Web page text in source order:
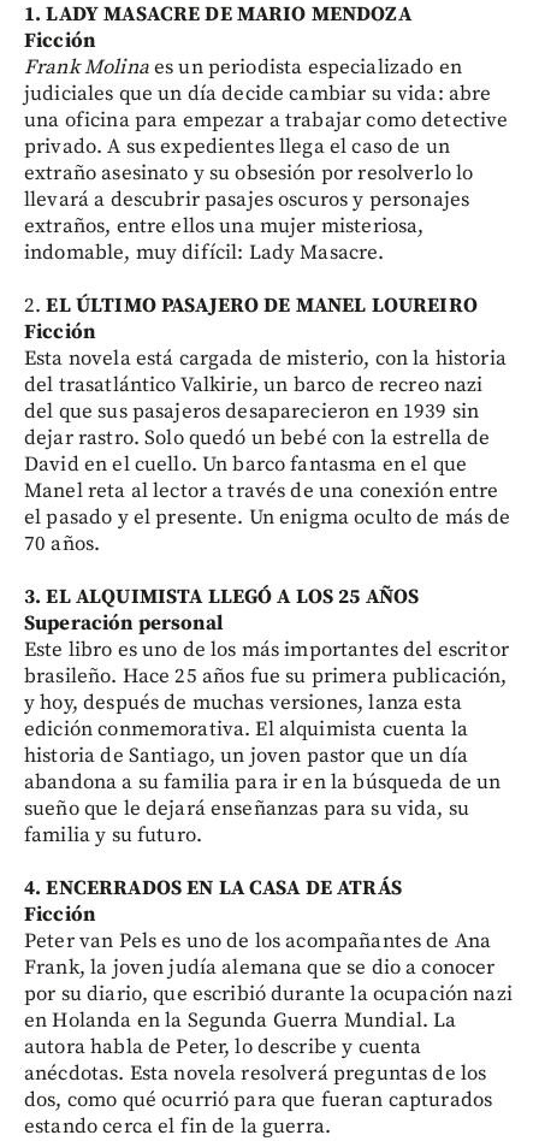
1. LADY MASACRE DE MARIO MENDOZA
Ficción
Frank Molinaes un periodista especializado en
judiciales que un día decide cambiar su vida: abre
una oficina para empezar a trabajar como detective
privado. A sus expedientes llega el caso de un
extraño asesinato y su obsesión por resolverlo lo
llevará a descubrir pasajes oscuros y personajes
extraños, entre ellos una mujer misteriosa,
indomable, muy difícil: Lady Masacre.
2.EL ÚLTIMO PASAJERO DE MANEL LOUREIRO
Ficción
Esta novela está cargada de misterio, con la historia
del trasatlántico Valkirie, un barco de recreo nazi
del que sus pasajeros desaparecieron en 1939 sin
dejar rastro. Solo quedó un bebé con la estrella de
David en el cuello. Un barco fantasma en el que
Manel reta al lector a través de una conexión entre
el pasado y el presente. Un enigma oculto de más de
70 años.
3. EL ALQUIMISTA LLEGÓ A LOS 25 AÑOS
Superación personal
Este libro es uno de los más importantes del escritor
brasileño. Hace 25 años fue su primera publicación,
y hoy, después de muchas versiones, lanza esta
edición conmemorativa. El alquimista cuenta la
historia de Santiago, un joven pastor que un día
abandona a su familia para ir en la búsqueda de un
sueño que le dejará enseñanzas para su vida, su
familia y su futuro.
4. ENCERRADOS EN LA CASA DE ATRÁS
Ficción
Peter van Pels es uno de los acompañantes de Ana
Frank, la joven judía alemana que se dio a conocer
por su diario, que escribió durante la ocupación nazi
en Holanda en la Segunda Guerra Mundial. La
autora habla de Peter, lo describe y cuenta
anécdotas. Esta novela resolverá preguntas de los
dos, como qué ocurrió para que fueran capturados
estando cerca el fin de la guerra.